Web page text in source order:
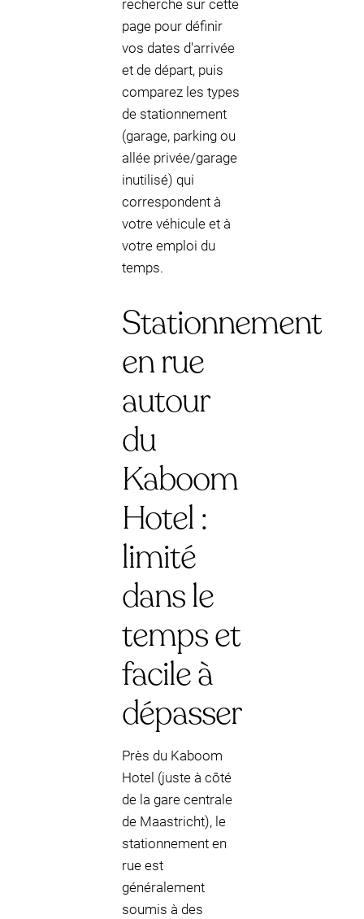
recherche sur cette
page pour définir
vos dates d'arrivée
et de départ, puis
comparez les types
de stationnement
(garage, parking ou
allée privée/garage
inutilisé) qui
correspondent à
votre véhicule et à
votre emploi du
temps.
Stationnement
en rue
autour
du
Kaboom
Hotel :
limité
dans le
temps et
facile à
dépasser
Près du Kaboom
Hotel (juste à côté
de la gare centrale
de Maastricht), le
stationnement en
rue est
généralement
soumis à des